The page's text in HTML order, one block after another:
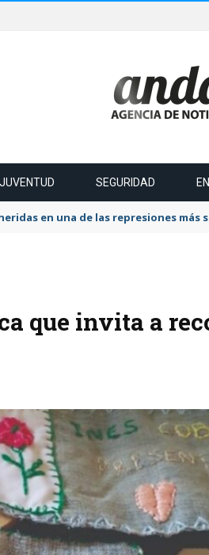
SEGURIDAD
en una de las represiones más
que invita a